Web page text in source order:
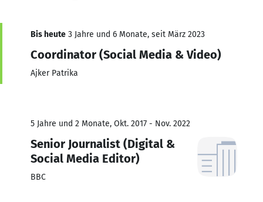
Bis heute 3 Jahre und 6 Monate, seit März 2023
Coordinator (Social Media & Video)
Ajker Patrika
5 Jahre und 2 Monate, Okt. 2017 - Nov. 2022
Senior Journalist (Digital &
Social Media Editor)
BBC